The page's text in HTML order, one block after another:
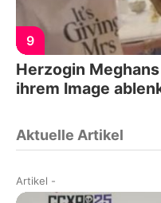
9
Herzogin
ihrem Image
Aktuelle Artikel
Artikel -